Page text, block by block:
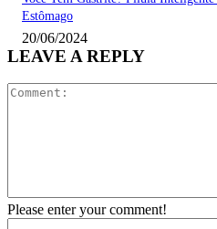
Estômago
20/06/2024
LEAVE A REPLY
Please enter your comment!